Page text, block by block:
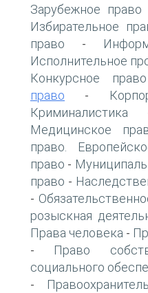
Зарубежное право
Избирательное
право -
Исполнительное
Конкурсное право
право -
Криминалистика
Медицинское
право.
право -
право -
-
розыскная
Права человека -
- Право
социального
-